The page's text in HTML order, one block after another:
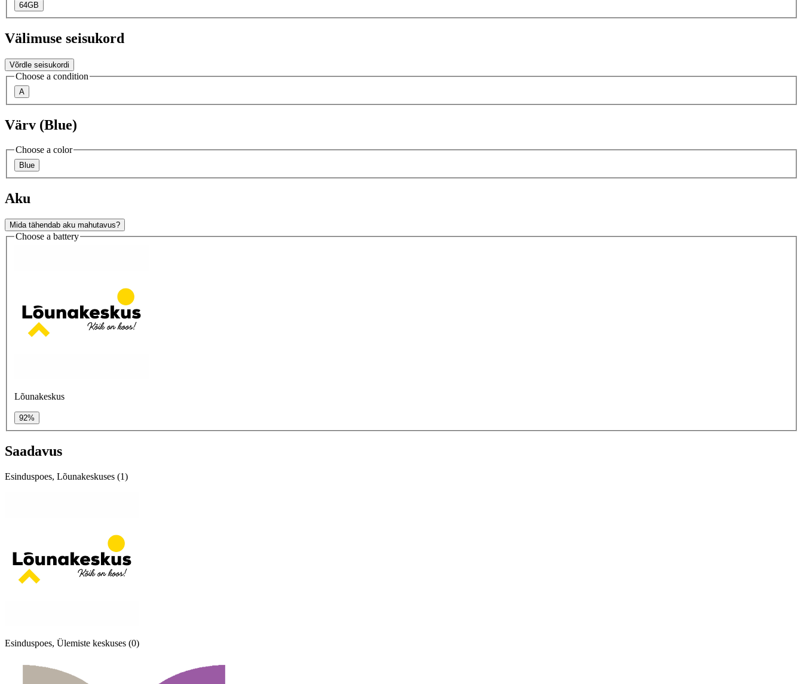
64GB
Välimuse seisukord
Võrdle seisukordi
Choose a condition
A
Värv (Blue)
Choose a color
Blue
Aku
Mida tähendab aku mahutavus?
Choose a battery
Lõunakeskus
92%
Saadavus
Esinduspoes, Lõunakeskuses (1)
Esinduspoes, Ülemiste keskuses (0)